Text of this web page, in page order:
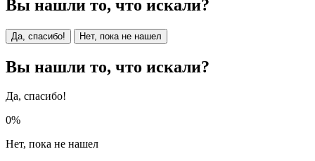
Вы нашли то, что искали?
Да, спасибо! Нет, пока не нашел
Вы нашли то, что искали?
Да, спасибо!
0%
Нет, пока не нашел